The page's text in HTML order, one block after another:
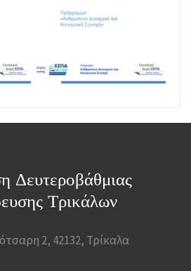
Δευτεροβάθμιας
Τρικάλων
2, 42132, Τρίκαλα